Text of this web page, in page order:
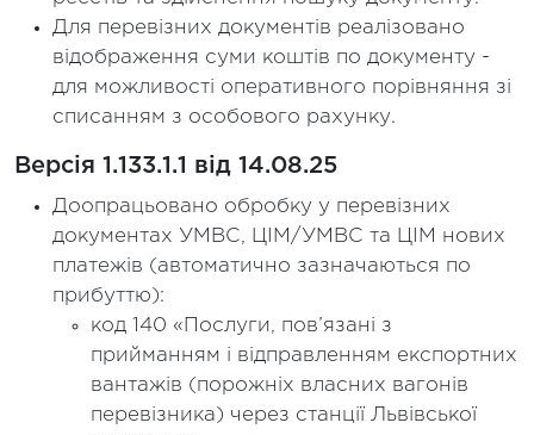
Для перевізних документів реалізовано
відображення суми коштів по документу -
для можливості оперативного порівняння зі
списанням з особового рахунку.
Версія 1.133.1.1 від 14.08.25
Доопрацьовано обробку у перевізних
документах УМВС, ЦІМ/УМВС та ЦІМ нових
платежів (автоматично зазначаються по
прибуттю):
код 140 «Послуги, пов’язані з
прийманням і відправленням експортних
вантажів (порожніх власних вагонів
перевізника) через станції Львівської